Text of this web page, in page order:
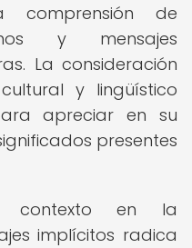
de
y mensajes
La consideración
y lingüístico
apreciar en su
presentes
contexto en la
implícitos radica